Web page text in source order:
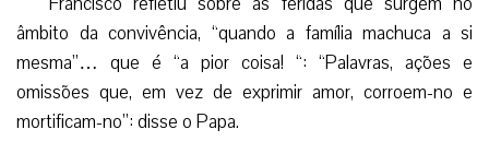
âmbito da convivência, “quando a família machuca a si
mesma”… que é “a pior coisa! “: “Palavras, ações e
omissões que, em vez de exprimir amor, corroem-no e
mortificam-no”: disse o Papa.